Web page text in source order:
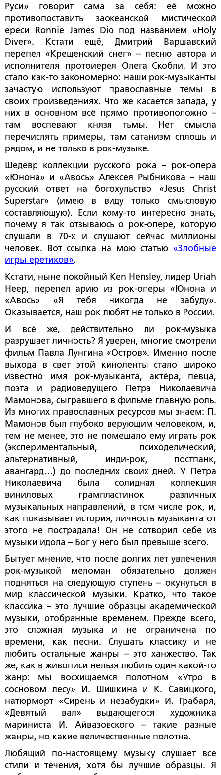
Руси» говорит сама за себя: её можно
противопоставить заокеанской мистической
ереси
Ronnie James Dioпод названием « Holy
Diver». Кстати ещё, Дмитрий Варшавский
перепел «Крещенский снег» – песню автора и
исполнителя протоиерея Олега Скобли. И это
стало как-то закономерно: наши рок-музыканты
зачастую используют православные темы в
своих произведениях. Что же касается запада, у
них в основном всё прямо противоположно –
там воспевают князя тьмы. Нет смысла
перечислять примеры, там сатанизм сплошь и
рядом, и не только в рок-музыке.
Шедевр коллекции русского рока – рок-опера
«Юнона» и «Авось» Алексея Рыбникова – наш
русский ответ на богохульство «Jesus
Christ
Superstar» (имею в виду только смысловую
составляющую). Если кому-то интересно знать,
почему я так отзываюсь о рок-опере, которую
слушали в 70-х и слушают сейчас миллионы
человек. Вот ссылка на мою статью «Злобные
игры еретиков».
Кстати, ныне покойный Ken Hensley, лидер Uriah
Heep, перепел арию из рок-оперы «Юнона и
«Авось» «Я тебя никогда не забуду».
Оказывается, наш рок любят не только в России.
И всё же, действительно ли рок-музыка
разрушает личность? Я уверен, многие смотрели
фильм Павла Лунгина «Остров». Именно после
выхода в свет этой киноленты стало широко
известно имя рок-музыканта, актёра, певца,
поэта и радиоведущего Петра Николаевича
Мамонова, сыгравшего в фильме главную роль.
Из многих православных ресурсов мы знаем: П.
Мамонов был глубоко верующим человеком, и,
тем не менее, это не помешало ему играть рок
(экспериментальный, психоделический,
альтернативный, инди-рок, постпанк,
авангард…) до последних своих дней. У Петра
Николаевича была солидная коллекция
виниловых грампластинок различных
музыкальных направлений, в том числе рок, и,
как показывает история, личность музыканта от
этого не пострадала! Он не сотворил себе из
музыки идола – Бог у него был превыше всего.
Бытует мнение, что после долгих лет увлечения
рок-музыкой меломан обязательно должен
подняться на следующую ступень – окунуться в
мир классической музыки. Кратко, что такое
классика – это лучшие образцы академической
музыки, отобранные временем. Прежде всего,
это сложная музыка и не ограничена по
времени, как песни. Слушать классику и не
любить остальные жанры – это ханжество. Так
же, как в живописи нельзя любить один какой-то
жанр: мы восхищаемся полотном «Утро в
сосновом лесу» И. Шишкина и К. Савицкого,
натюрморт «Сирень и незабудки» И. Грабаря,
«Девятый вал» выдающегося художника
мариниста И. Айвазовского – такие разные
жанры, но какие величественные полотна.
Любящий по-настоящему музыку слушает все
стили и течения, хотя бы лучшие образцы. Я